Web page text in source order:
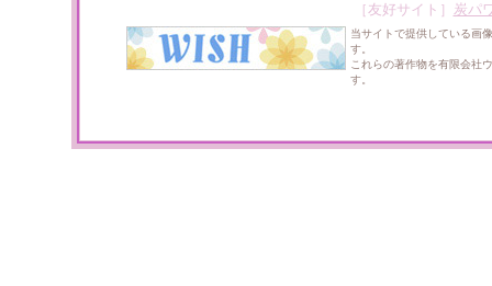
［友好サイト］ 炭パ
当サイトで提供している画
す。
これらの著作物を有限会社
す。